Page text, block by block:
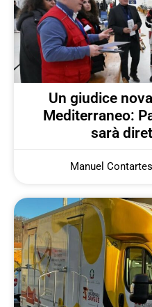
Un giudice
Mediterraneo:
sarà
Manuel